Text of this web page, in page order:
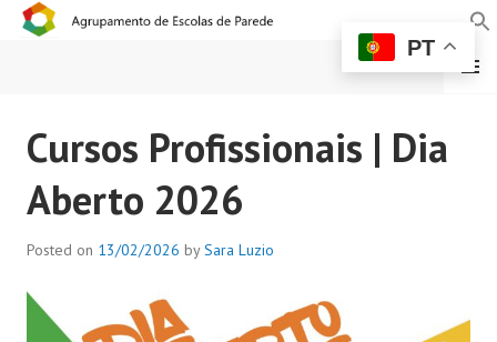
AGRUPAMENTO DE
ESCOLAS DE PAREDE
MENU
Cursos Profissionais | Dia
Aberto 2026
Posted on 13/02/2026 bySara Luzio
PT